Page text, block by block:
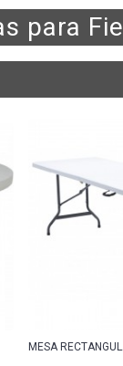
para
MESA